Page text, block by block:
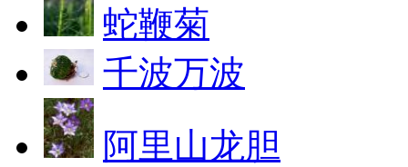
蛇鞭菊
千波万波
阿里山龙胆